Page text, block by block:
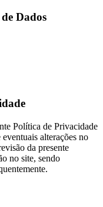
Dados
Política de Privacidade
alterações no
da presente
no site, sendo